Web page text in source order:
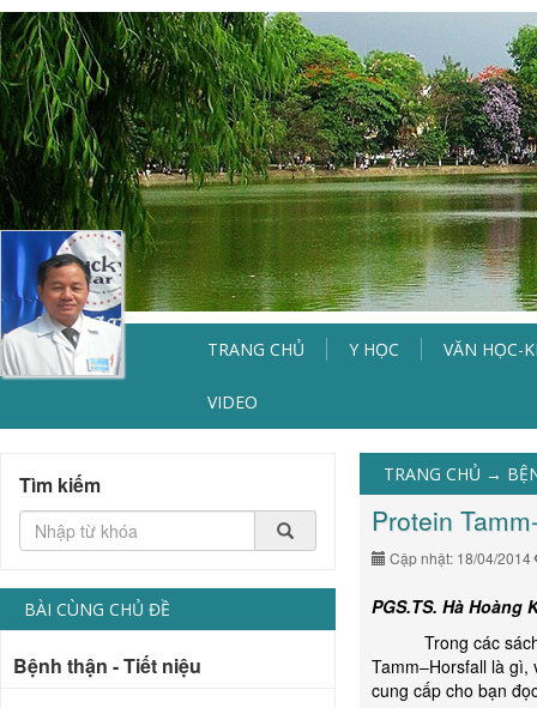
TRANG CHỦ Y HỌC VĂN HỌC-
VIDEO
TRANG CHỦ →
Protein
Cập nhật: 18/04/2014
PGS.TS. Hà Hoàng
Trong các sách
Tamm–Horsfall là gì,
cung cấp cho bạn
Tìm kiếm
BÀI CÙNG CHỦ ĐỀ
Bệnh thận - Tiết niệu